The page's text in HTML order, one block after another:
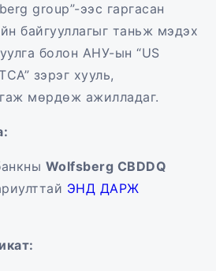
group”-ээс гаргасан
байгууллагыг таньж мэдэх
болон АНУ-ын “US
зэрэг хууль,
мөрдөж ажилладаг.
:
Wolfsberg CBDDQ
ЭНД ДАРЖ
: